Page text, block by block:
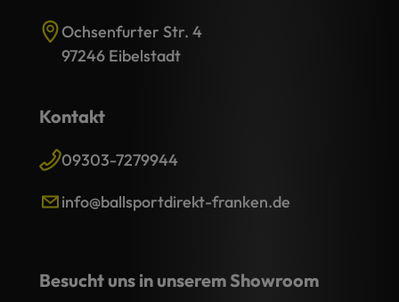
Ochsenfurter Str. 4
97246 Eibelstadt
Kontakt
09303-7279944
info@ballsportdirekt-franken.de
Besucht uns in unserem Showroom